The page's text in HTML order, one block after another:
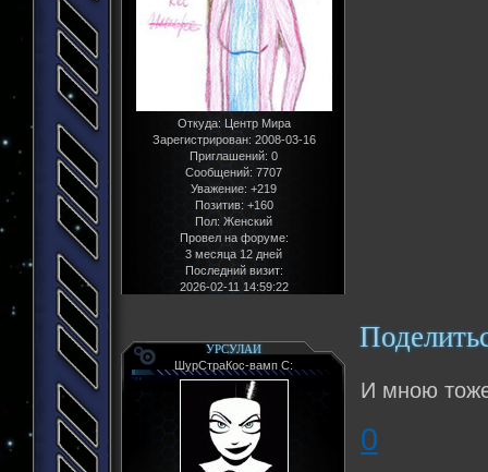
Откуда: Центр Мира
Зарегистрирован: 2008-03-16
Приглашений: 0
Сообщений: 7707
Уважение: +219
Позитив: +160
Пол:Женский
Провел на форуме:
3 месяца 12 дней
Последний визит:
2026-02-11 14:59:22
УРСУЛАИ
ШурСтраКос-вамп С:
И мною
0